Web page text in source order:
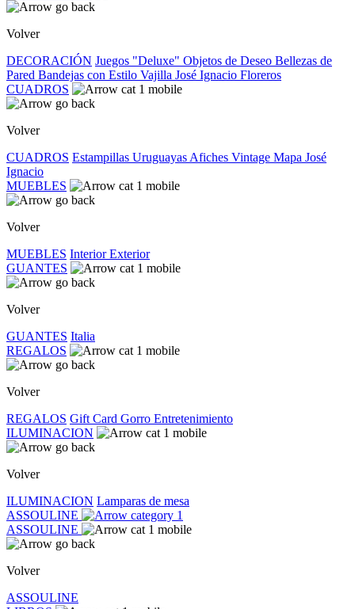
Volver
DECORACIÓN Juegos "Deluxe" Objetos de Deseo Bellezas de
Pared Bandejas con Estilo Vajilla José Ignacio Floreros
CUADROS
Volver
CUADROS Estampillas Uruguayas Afiches Vintage Mapa José
Ignacio
MUEBLES
Volver
MUEBLES InteriorExterior
GUANTES
Volver
GUANTES Italia
REGALOS
Volver
REGALOS Gift Card Gorro Entretenimiento
ILUMINACION
Volver
ILUMINACION Lamparas de mesa
ASSOULINE
ASSOULINE
Volver
ASSOULINE